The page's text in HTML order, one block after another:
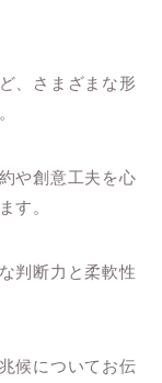
、さまざまな形
や創意工夫を心
す。
判断力と柔軟性
候についてお伝